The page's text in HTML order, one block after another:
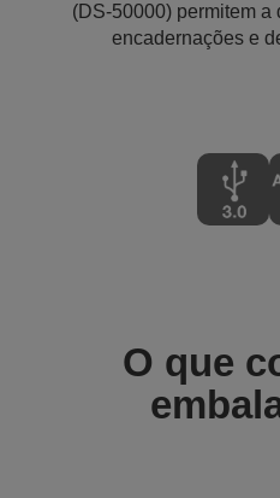
(DS-50000) permitem
encadernações e
O que